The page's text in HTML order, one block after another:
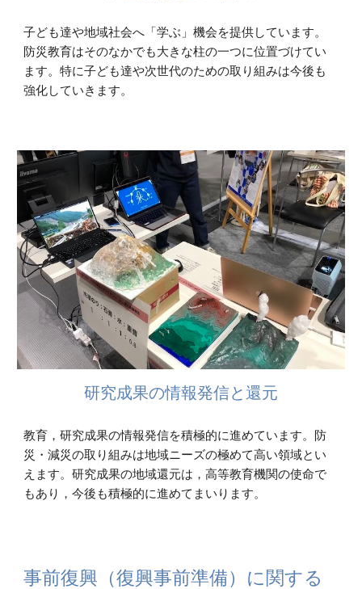
子ども達や地域社会へ「学ぶ」機会を提供しています。
防災教育はそのなかでも大きな柱の一つに位置づけてい
ます。特に子ども達や次世代のための取り組みは今後も
強化していきます。
研究成果の情報発信と還元
教育，研究成果の情報発信を積極的に進めています。防
災・減災の取り組みは地域ニーズの極めて高い領域とい
えます。研究成果の地域還元は，高等教育機関の使命で
もあり，今後も積極的に進めてまいります。
事前復興（復興事前準備）に関する